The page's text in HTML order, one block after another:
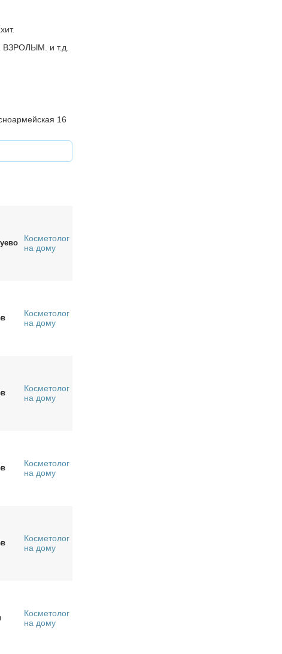
и т.д.
16
Косметолог
на дому
Косметолог
на дому
Косметолог
на дому
Косметолог
на дому
Косметолог
на дому
Косметолог
на дому